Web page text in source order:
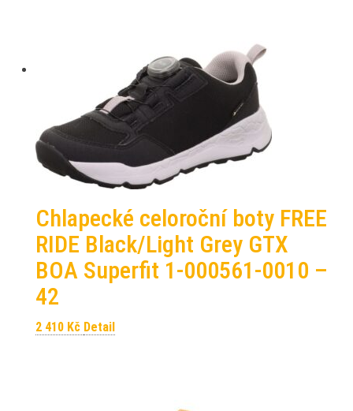
Chlapecké celoroční boty FREE
RIDE Black/Light Grey GTX
BOA Superfit 1-000561-0010 –
42
2 410 Kč Detail